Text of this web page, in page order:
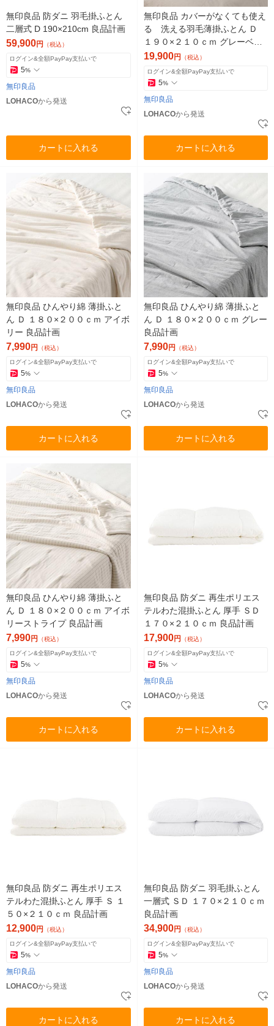
無印良品 防ダニ 羽毛掛ふとん
二層式 D 190×210cm 良品計画
59,900円 （税込）
ログイン&全額PayPay支払いで
5%
無印良品
LOHACOから発送
カートに入れる
無印良品 カバーがなくても使え
る 洗える羽毛薄掛ふとん Ｄ
１９０×２１０ｃｍ グレーベー
ジュ 良品計画
19,900円 （税込）
ログイン&全額PayPay支払いで
5%
無印良品
LOHACOから発送
カートに入れる
無印良品 ひんやり綿 薄掛ふと
ん Ｄ １８０×２００ｃｍ アイボ
リー 良品計画
7,990円 （税込）
ログイン&全額PayPay支払いで
5%
無印良品
LOHACOから発送
カートに入れる
無印良品 ひんやり綿 薄掛ふと
ん Ｄ １８０×２００ｃｍ グレー
良品計画
7,990円 （税込）
ログイン&全額PayPay支払いで
5%
無印良品
LOHACOから発送
カートに入れる
無印良品 ひんやり綿 薄掛ふと
ん Ｄ １８０×２００ｃｍ アイボ
リーストライプ 良品計画
7,990円 （税込）
ログイン&全額PayPay支払いで
5%
無印良品
LOHACOから発送
カートに入れる
無印良品 防ダニ 再生ポリエス
テルわた混掛ふとん 厚手 ＳＤ
１７０×２１０ｃｍ 良品計画
17,900円 （税込）
ログイン&全額PayPay支払いで
5%
無印良品
LOHACOから発送
カートに入れる
無印良品 防ダニ 再生ポリエス
テルわた混掛ふとん 厚手 Ｓ １
５０×２１０ｃｍ 良品計画
12,900円 （税込）
ログイン&全額PayPay支払いで
5%
無印良品
LOHACOから発送
カートに入れる
無印良品 防ダニ 羽毛掛ふとん
一層式 ＳＤ １７０×２１０ｃｍ
良品計画
34,900円 （税込）
ログイン&全額PayPay支払いで
5%
無印良品
LOHACOから発送
カートに入れる